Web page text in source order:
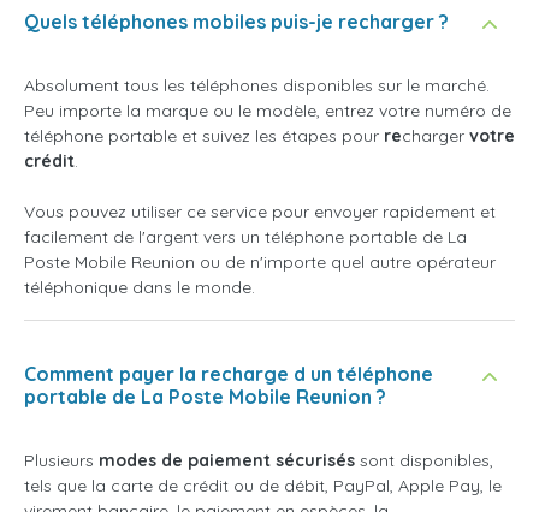
Quels téléphones mobiles puis-je recharger ?
Absolument tous les téléphones disponibles sur le marché.
Peu importe la marque ou le modèle, entrez votre numéro de
téléphone portable et suivez les étapes pour recharger votre
crédit.
Vous pouvez utiliser ce service pour envoyer rapidement et
facilement de l'argent vers un téléphone portable de La
Poste Mobile Reunion ou de n'importe quel autre opérateur
téléphonique dans le monde.
Comment payer la recharge d un téléphone
portable de La Poste Mobile Reunion ?
Plusieurs modes de paiement sécurisés sont disponibles,
tels que la carte de crédit ou de débit, PayPal, Apple Pay, le